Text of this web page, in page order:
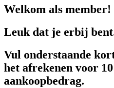
Welkom als member!
Leuk dat je erbij
Vul onderstaande
het afrekenen voor
aankoopbedrag.